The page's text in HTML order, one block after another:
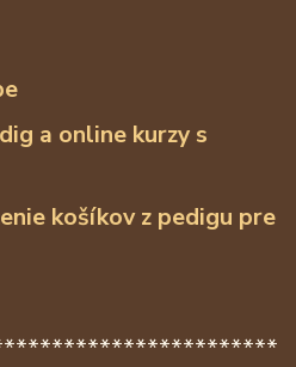
a online kurzy s
košíkov z pedigu pre